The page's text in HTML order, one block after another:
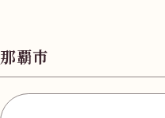
那覇市